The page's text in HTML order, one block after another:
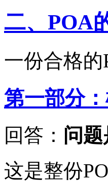
二、POA
一份合格
第一部分
回答： 问
这是整份